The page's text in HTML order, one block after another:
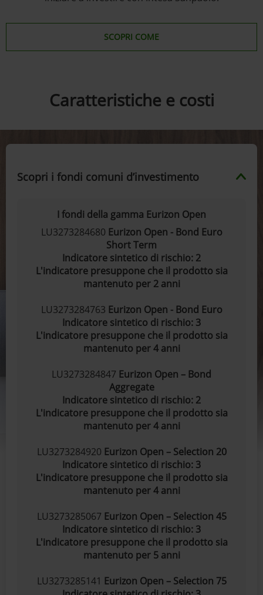
SCOPRI COME
Caratteristiche e costi
Scopri i fondi comuni d’investimento
I fondi della gamma Eurizon Open
LU3273284680 Eurizon Open - Bond Euro
Short Term
Indicatore sintetico di rischio: 2
L'indicatore presuppone che il prodotto sia
mantenuto per 2 anni
LU3273284763 Eurizon Open - Bond Euro
Indicatore sintetico di rischio: 3
L'indicatore presuppone che il prodotto sia
mantenuto per 4 anni
LU3273284847 Eurizon Open – Bond
Aggregate
Indicatore sintetico di rischio: 2
L'indicatore presuppone che il prodotto sia
mantenuto per 4 anni
LU3273284920 Eurizon Open – Selection 20
Indicatore sintetico di rischio: 3
L'indicatore presuppone che il prodotto sia
mantenuto per 4 anni
LU3273285067 Eurizon Open – Selection 45
Indicatore sintetico di rischio: 3
L'indicatore presuppone che il prodotto sia
mantenuto per 5 anni
LU3273285141 Eurizon Open – Selection 75